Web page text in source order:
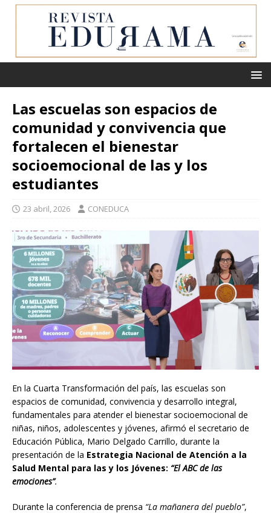
Las escuelas son espacios de
comunidad y convivencia que
fortalecen el bienestar
socioemocional de las y los
estudiantes
23 abril, 2026 CONEDUCA
En la Cuarta Transformación del país, las escuelas son
espacios de comunidad, convivencia y desarrollo integral,
fundamentales para atender el bienestar socioemocional de
niñas, niños, adolescentes y jóvenes, afirmó el secretario de
Educación Pública, Mario Delgado Carrillo, durante la
presentación de la Estrategia Nacional de Atención a la
Salud Mental para las y los Jóvenes: “El ABC de las
emociones”.
Durante la conferencia de prensa “La mañanera del pueblo”,